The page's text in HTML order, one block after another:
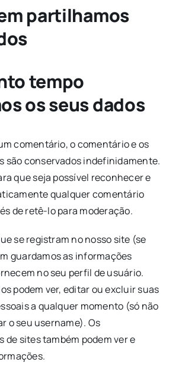
partilhamos
tempo
os seus dados
comentário, o comentário e os
são conservados indefinidamente.
que seja possível reconhecer e
qualquer comentário
de retê-lo para moderação.
se registram no nosso site (se
guardamos as informações
no seu perfil de usuário.
podem ver, editar ou excluir suas
a qualquer momento (só não
o seu username). Os
de sites também podem ver e